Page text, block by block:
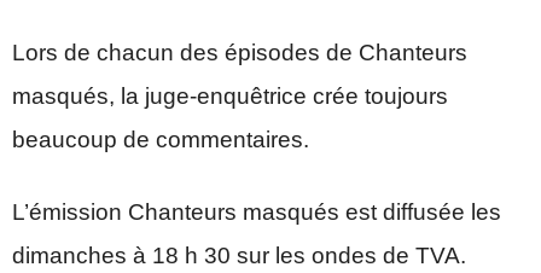
Lors de chacun des épisodes de Chanteurs
masqués, la juge-enquêtrice crée toujours
beaucoup de commentaires.
L’émission Chanteurs masqués est diffusée les
dimanches à 18 h 30 sur les ondes de TVA.